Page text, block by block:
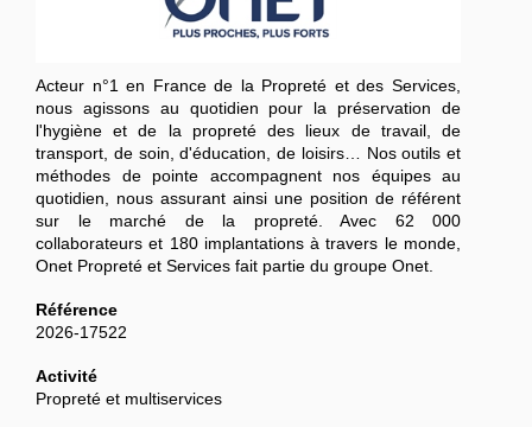
Acteur n°1 en France de la Propreté et des Services,
nous agissons au quotidien pour la préservation de
l'hygiène et de la propreté des lieux de travail, de
transport, de soin, d'éducation, de loisirs… Nos outils et
méthodes de pointe accompagnent nos équipes au
quotidien, nous assurant ainsi une position de référent
sur le marché de la propreté. Avec 62 000
collaborateurs et 180 implantations à travers le monde,
Onet Propreté et Services fait partie du groupe Onet.
Référence
2026-17522
Activité
Propreté et multiservices